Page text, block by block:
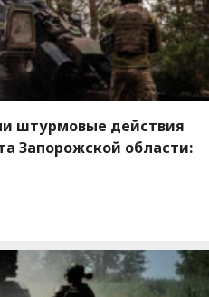
штурмовые действия
Запорожской области: